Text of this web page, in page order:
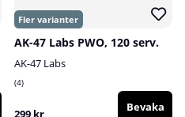
AK-47 Labs PWO, 120 serv.
AK-47 Labs
4
299 kr Bevaka